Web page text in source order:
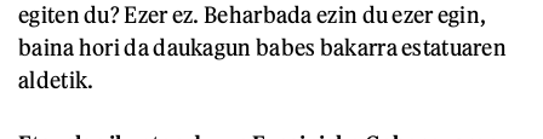
egiten du? Ezer ez. Beharbada ezin du ezer egin,
baina hori da daukagun babes bakarra estatuaren
aldetik.